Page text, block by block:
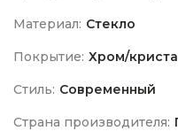
Материал: Стекло
Покрытие: Хром/
Стиль: Современный
Страна производителя: